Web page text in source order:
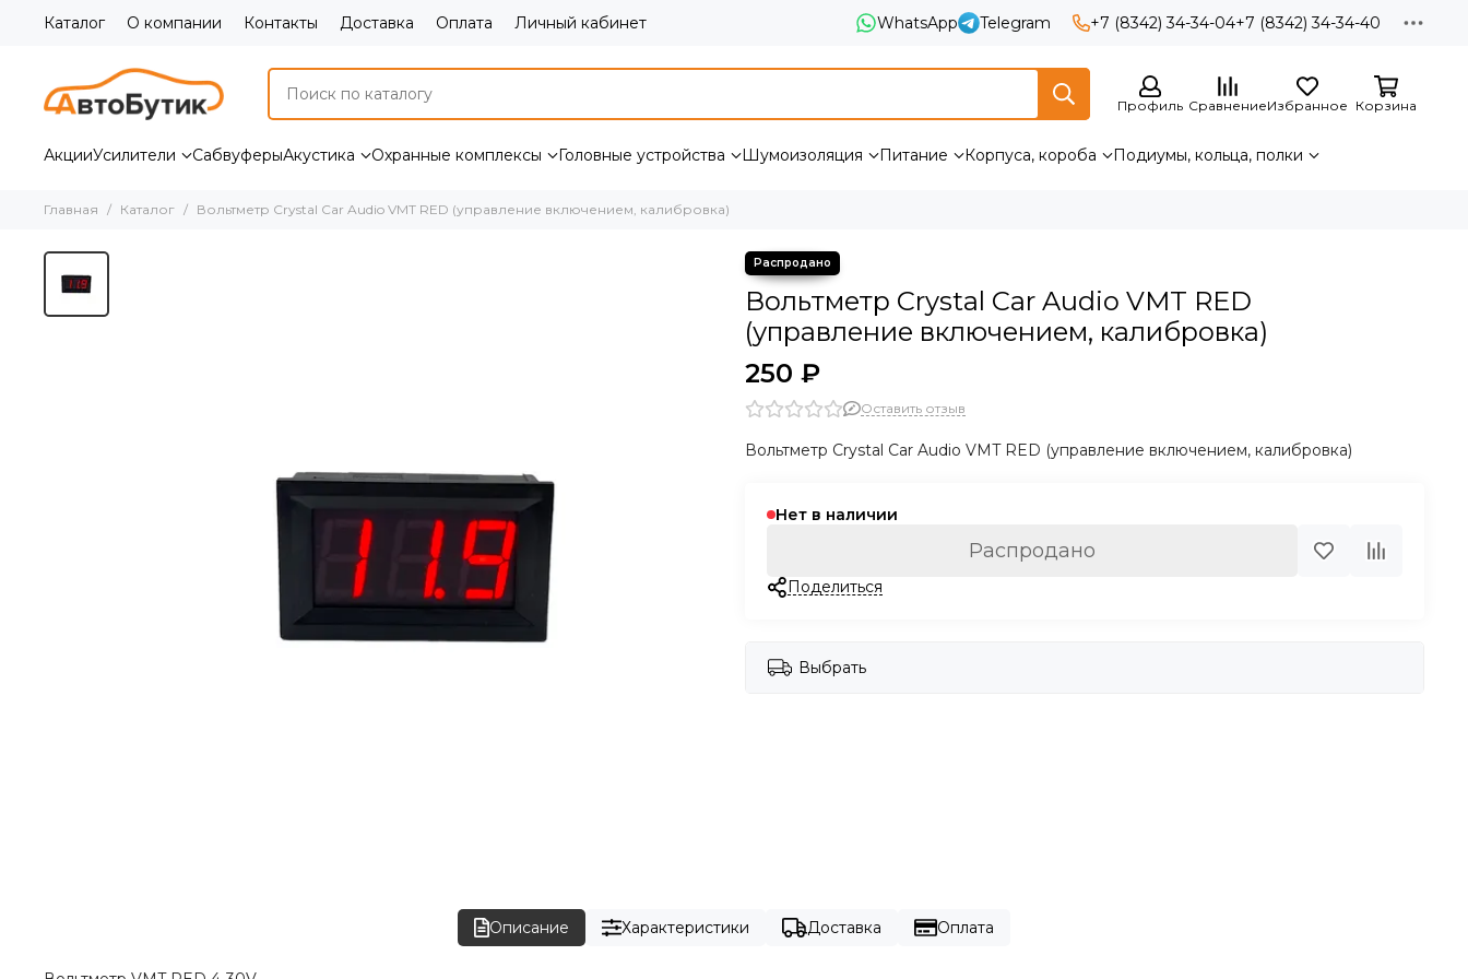
Каталог О компании Контакты Доставка Оплата Личный кабинет WhatsApp Telegram +7 (8342) 34-34-04+7 (8342) 34-34-40
Профиль СравнениеИзбранное Корзина
АкцииУсилители СабвуферыАкустика Охранные комплексы Головные устройства Шумоизоляция Питание Корпуса, короба Подиумы, кольца, полки
Главная Каталог Вольтметр Crystal Car Audio VMT RED (управление включением, калибровка)
Вольтметр Crystal Car Audio VMT RED
(управление включением, калибровка)
250 ₽
Оставить отзыв
Вольтметр Crystal Car Audio VMT RED (управление включением, калибровка)
Нет в наличии
Распродано
Поделиться
Выбрать
Описание Характеристики Доставка Оплата